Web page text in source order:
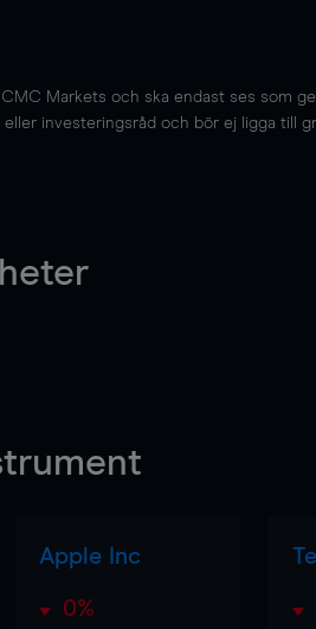
Markets och ska endast ses som
investeringsråd och bör ej ligga till
Apple Inc
0%